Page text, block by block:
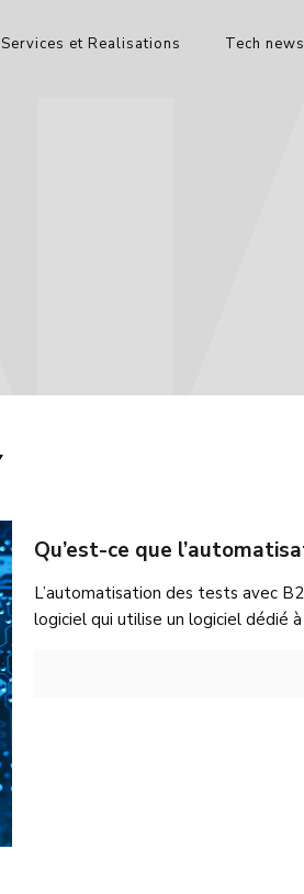
Services et Realisations Tech
Qu’est-ce que
L’automatisation des tests avec
logiciel qui utilise un logiciel dédié